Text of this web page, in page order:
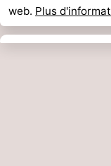
web. Plus